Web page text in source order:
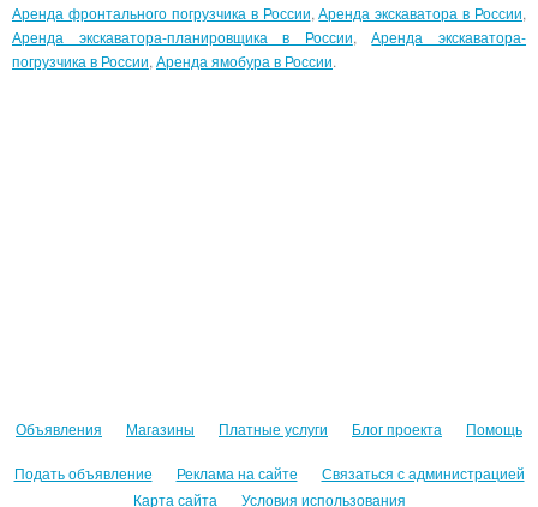
Аренда фронтального погрузчика в России,Аренда экскаватора в России,
Аренда экскаватора-планировщика в России,Аренда экскаватора-
погрузчика в России, Аренда ямобура в России.
Объявления Магазины Платные услуги Блог проекта Помощь
Подать объявление Реклама на сайте
Связаться с администрацией
Карта сайта
Условия использования